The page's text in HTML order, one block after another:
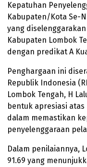
Kepatuhan
Kabupaten/Kota Se-
yang
Kabupaten Lombok
dengan predikat A
Penghargaan ini
Republik Indonesia
Lombok Tengah, H
bentuk apresiasi
dalam memastikan
penyelenggaraan
Dalam penilaiannya,
91.69 yang